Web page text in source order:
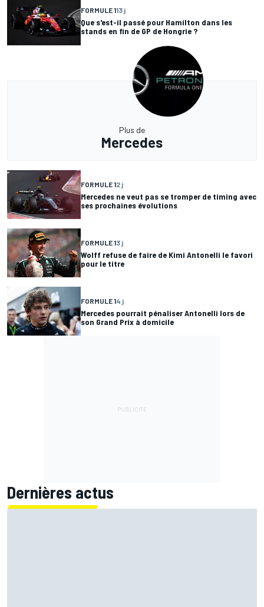
FORMULE 113 j
Que s'est-il passé pour Hamilton dans les
stands en fin de GP de Hongrie ?
Plus de
Mercedes
FORMULE 12 j
Mercedes ne veut pas se tromper de timing avec
ses prochaines évolutions
FORMULE 13 j
Wolff refuse de faire de Kimi Antonelli le favori
pour le titre
FORMULE 14 j
Mercedes pourrait pénaliser Antonelli lors de
son Grand Prix à domicile
Dernières actus